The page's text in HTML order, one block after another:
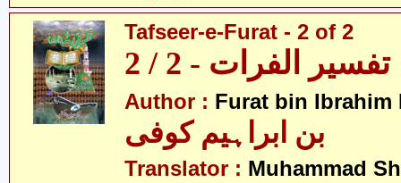
Tafseer-e-Furat - 2 of 2
تفسیر الفرات - 2 / 2
Author : Furat bin Ibrahim
بن ابراہیم کوفی
Translator : Muhammad